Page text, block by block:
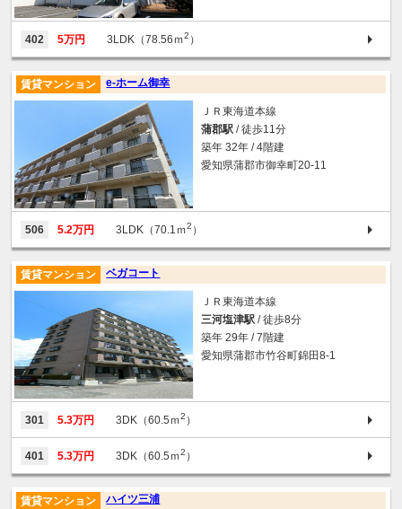
402 5万円 3LDK（78.56ｍ2 ）
e-ホーム御幸
賃貸マンション
ＪＲ東海道本線
蒲郡駅 / 徒歩11分
築年 32年 / 4階建
愛知県蒲郡市御幸町20-11
506 5.2万円 3LDK（70.1ｍ2 ）
ベガコート
賃貸マンション
ＪＲ東海道本線
三河塩津駅 / 徒歩8分
築年 29年 / 7階建
愛知県蒲郡市竹谷町錦田8-1
301 5.3万円 3DK（60.5ｍ2 ）
401 5.3万円 3DK（60.5ｍ2 ）
ハイツ三浦
賃貸マンション